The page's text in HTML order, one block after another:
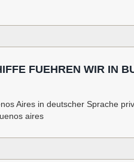
FUEHREN WIR IN
Aires in deutscher Sprache
aires